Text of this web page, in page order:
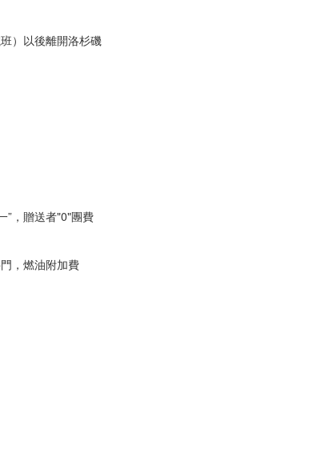
）以後離開洛杉磯
”，贈送者"0"團費
，燃油附加費